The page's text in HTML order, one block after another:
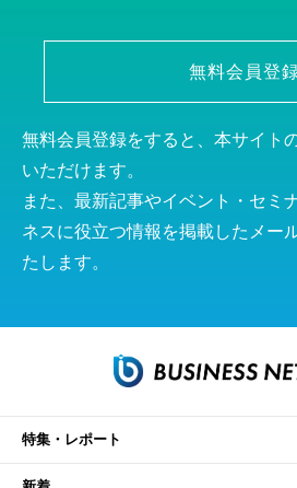
無料会員登
無料会員登録をすると、本サイト
いただけます。
また、最新記事やイベント・セミ
ネスに役立つ情報を掲載したメー
たします。
特集・レポート